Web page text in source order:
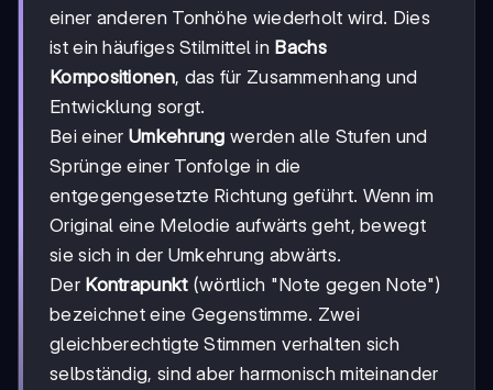
einer anderen Tonhöhe wiederholt wird. Dies
ist ein häufiges Stilmittel in Bachs
Kompositionen, das für Zusammenhang und
Entwicklung sorgt.
Bei einer Umkehrung werden alle Stufen und
Sprünge einer Tonfolge in die
entgegengesetzte Richtung geführt. Wenn im
Original eine Melodie aufwärts geht, bewegt
sie sich in der Umkehrung abwärts.
Der Kontrapunkt(wörtlich "Note gegen Note")
bezeichnet eine Gegenstimme. Zwei
gleichberechtigte Stimmen verhalten sich
selbständig, sind aber harmonisch miteinander